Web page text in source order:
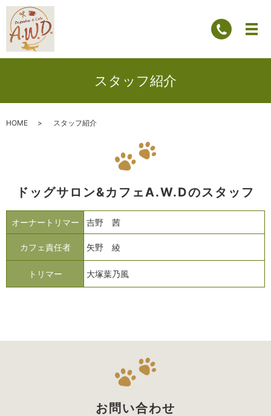
スタッフ紹介
HOME スタッフ紹介
ドッグサロン&カフェA.W.Dのスタッフ
オーナートリマー 吉野 茜
カフェ責任者 矢野 綾
トリマー 大塚葉乃風
お問い合わせ